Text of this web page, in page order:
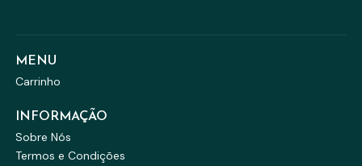
MENU
Carrinho
INFORMAÇÃO
Sobre Nós
Termos e Condições